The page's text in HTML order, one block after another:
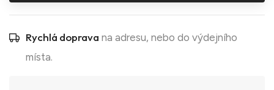
Rychlá doprava na adresu, nebo do výdejního
místa.